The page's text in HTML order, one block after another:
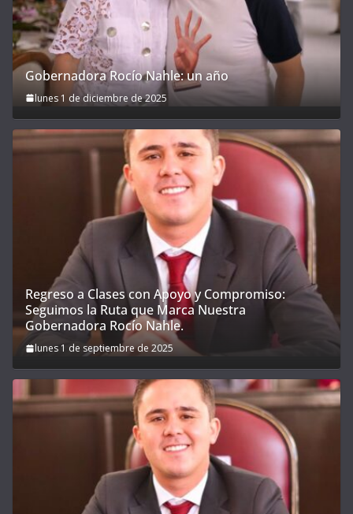
Gobernadora Rocío Nahle: un año
lunes 1 de diciembre de 2025
Regreso a Clases con Apoyo y Compromiso:
Seguimos la Ruta que Marca Nuestra
Gobernadora Rocío Nahle.
lunes 1 de septiembre de 2025